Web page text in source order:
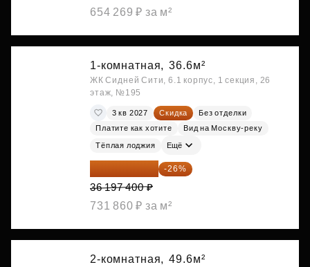
654 269 ₽ за м²
1-комнатная, 36.6м²
ЖК Сидней Сити, 6.1 корпус, 1 секция, 26
этаж, №195
3 кв 2027 Скидка
Без отделки
Платите как хотите
Вид на Москву-реку
Тёплая лоджия Ещё
26 786 076 ₽ -26%
36 197 400 ₽
731 860 ₽ за м²
2-комнатная, 49.6м²